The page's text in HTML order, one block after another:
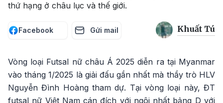
thứ hạng ở châu lục và thế giới.
Facebook Gửi mail Khuất Tú
Vòng loại Futsal nữ châu Á 2025 diễn ra tại Myanmar
vào tháng 1/2025 là giải đấu gần nhất mà thầy trò HLV
Nguyễn Đình Hoàng tham dự. Tại vòng loại này, ĐT
futsal nữ Việt Nam cán đích với ngôi nhất bảng D với